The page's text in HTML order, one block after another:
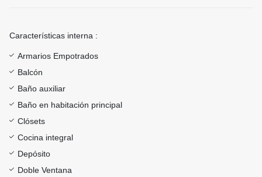
Características interna :
Armarios Empotrados
Balcón
Baño auxiliar
Baño en habitación principal
Clósets
Cocina integral
Depósito
Doble Ventana